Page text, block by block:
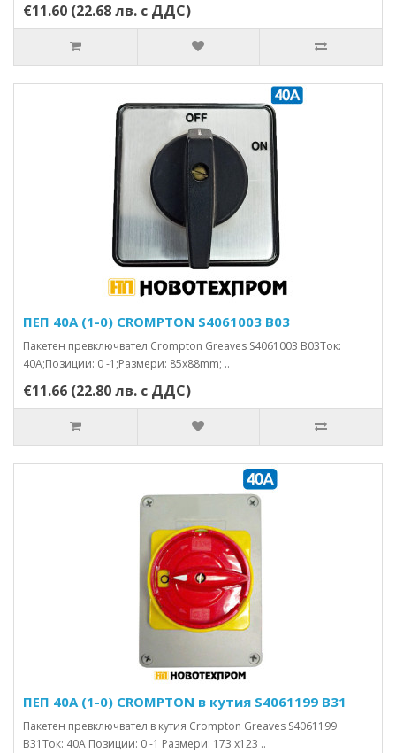
€11.60 (22.68 лв. с ДДС)
ПЕП 40А (1-0) CROMPTON S4061003 B03
Пакетен превключвател Crompton Greaves S4061003 B03Ток:
40А;Позиции: 0 -1;Размери: 85x88mm; ..
€11.66 (22.80 лв. с ДДС)
ПЕП 40А (1-0) CROMPTON в кутия S4061199 B31
Пакетен превключвател в кутия Crompton Greaves S4061199
B31Ток: 40А Позиции: 0 -1 Размери: 173 x123 ..